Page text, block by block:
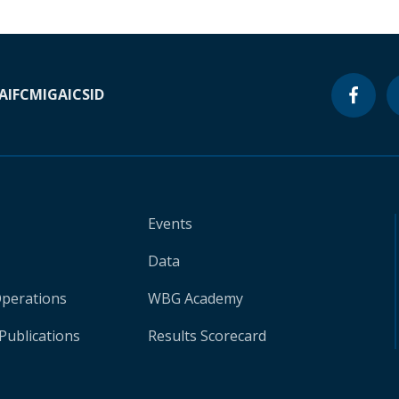
IFCMIGAICSID
Events
Data
WBG Academy
Results Scorecard